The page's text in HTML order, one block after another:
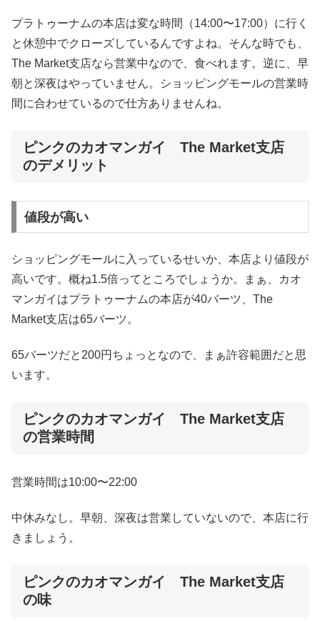
プラトゥーナムの本店は変な時間（14:00〜17:00）に行く
と休憩中でクローズしているんですよね。そんな時でも、
The Market支店なら営業中なので、食べれます。逆に、早
朝と深夜はやっていません。ショッピングモールの営業時
間に合わせているので仕方ありませんね。
ピンクのカオマンガイ The Market支店
のデメリット
値段が高い
ショッピングモールに入っているせいか、本店より値段が
高いです。概ね1.5倍ってところでしょうか。まぁ、カオ
マンガイはプラトゥーナムの本店が40バーツ、The
Market支店は65バーツ。
65バーツだと200円ちょっとなので、まぁ許容範囲だと思
います。
ピンクのカオマンガイ The Market支店
の営業時間
営業時間は10:00〜22:00
中休みなし。早朝、深夜は営業していないので、本店に行
きましょう。
ピンクのカオマンガイ The Market支店
の味